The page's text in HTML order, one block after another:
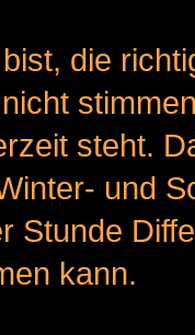
die
steht.
und
Stunde
kann.